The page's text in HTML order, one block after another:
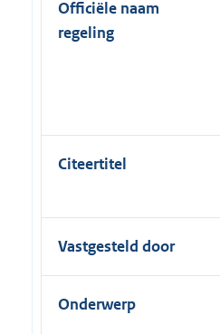
Officiële naam
regeling
Citeertitel
Vastgesteld door
Onderwerp